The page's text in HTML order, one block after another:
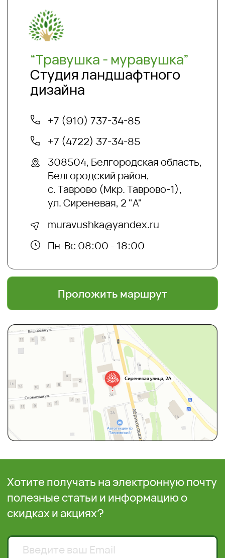
Контакты
О нас
Благоустройство и озеленение
info@sadyar.ru
Meta, признанной экстремистской
организацией и запрещенной в РФ
Создание сайтов:
@dmitrykalitin